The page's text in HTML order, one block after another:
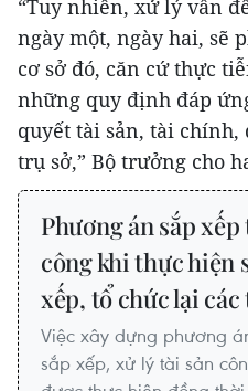
“Tuy nhiên, xử lý vấn
ngày một, ngày hai, sẽ
cơ sở đó, căn cứ thực
những quy định đáp
quyết tài sản, tài chính,
trụ sở,” Bộ trưởng cho
Phương án sắp xếp
công khi thực hiện
xếp, tổ chức lại
Việc xây dựng phương
sắp xếp, xử lý tài sản